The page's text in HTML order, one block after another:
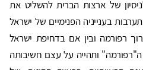
של ארצות הברית להשליט את
בענייניה הפנימיים של ישראל
רפורמה ובין אם בדחיפת ישראל
ותהייה על עצם חשיבותה